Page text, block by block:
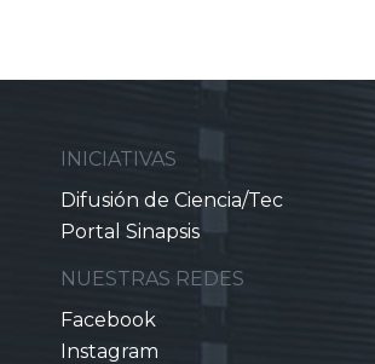
INICIATIVAS
Difusión de Ciencia/Tec
Portal Sinapsis
NUESTRAS REDES
Facebook
Instagram